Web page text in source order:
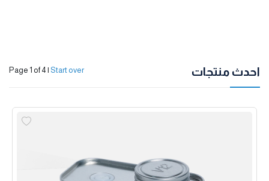
احدث منتجات Page 1 of 4 | Start over